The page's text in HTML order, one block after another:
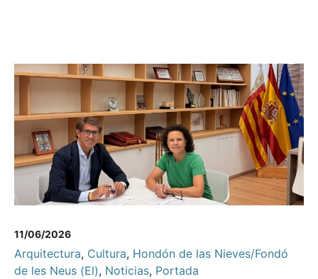
11/06/2026
Arquitectura, Cultura, Hondón de las Nieves/Fondó
de les Neus (El), Noticias, Portada